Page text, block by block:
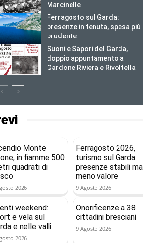
Marcinelle
Ferragosto sul Garda:
presenze in tenuta, spesa più
prudente
Suoni e Sapori del Garda,
doppio appuntamento a
Gardone Riviera e Rivoltella
Monte
in fiamme 500
quadrati di
2026
Ferragosto 2026,
turismo sul Garda:
presenze stabili ma
meno valore
9 Agosto 2026
weekend:
e vela sul
e nelle valli
2026
Onorificenze a 38
cittadini bresciani
9 Agosto 2026